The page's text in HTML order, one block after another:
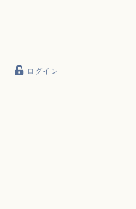
ログイン